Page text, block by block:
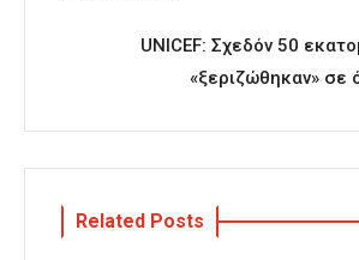
UNICEF: Σχεδόν 50
«ξεριζώθηκαν» σε
Related Posts